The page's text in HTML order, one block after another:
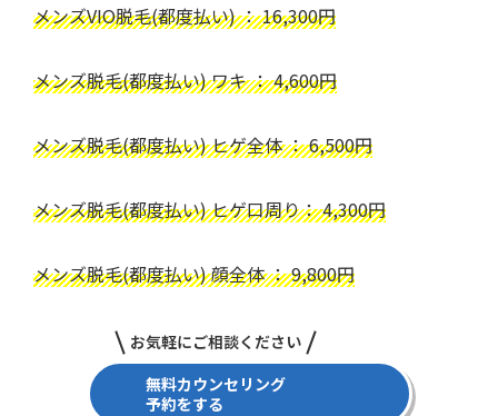
メンズVIO脱毛(都度払い) ： 16,300円
メンズ脱毛(都度払い) ワキ ： 4,600円
メンズ脱毛(都度払い) ヒゲ全体 ： 6,500円
メンズ脱毛(都度払い) ヒゲ口周り： 4,300円
メンズ脱毛(都度払い) 顔全体 ： 9,800円
お気軽にご相談ください
無料カウンセリング
予約をする